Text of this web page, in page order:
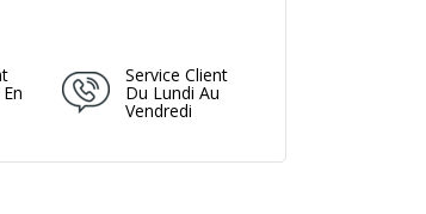
Service Client
Du Lundi Au
Vendredi